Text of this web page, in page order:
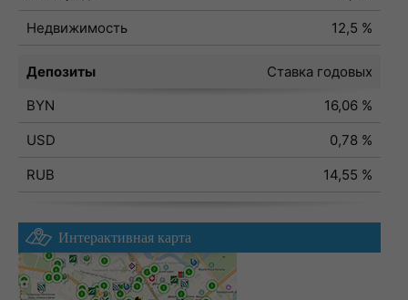
Недвижимость
12,5 %
Депозиты
Ставка годовых
BYN
16,06 %
USD
0,78 %
RUB
14,55 %
Интерактивная карта